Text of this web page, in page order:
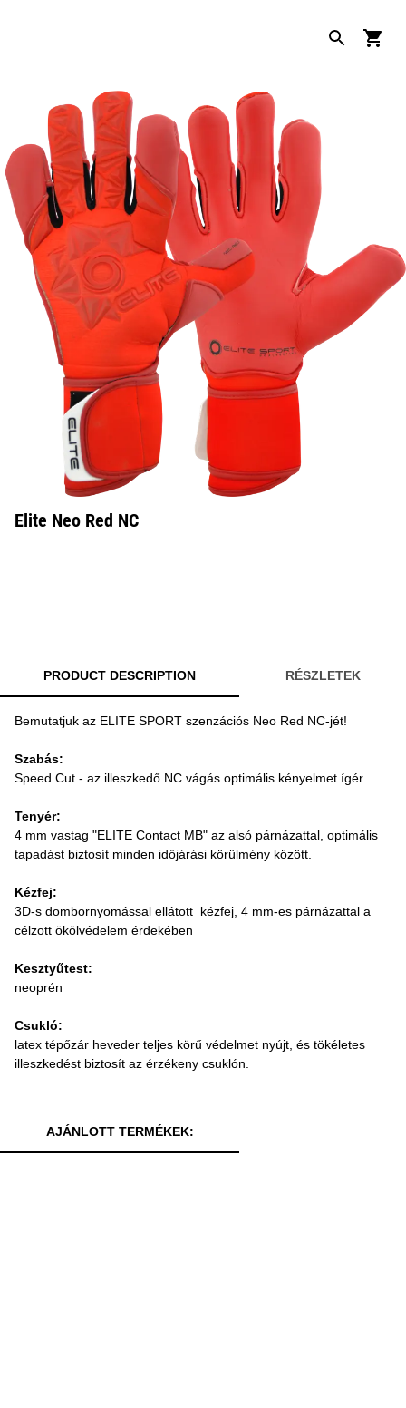
Elite Neo Red NC
PRODUCT DESCRIPTION RÉSZLETEK
Bemutatjuk az ELITE SPORT szenzációs Neo Red NC-jét!
Szabás:
Speed ​​Cut - az illeszkedő NC vágás optimális kényelmet ígér.
Tenyér:
4 mm vastag "ELITE Contact MB" az alsó párnázattal, optimális
tapadást biztosít minden időjárási körülmény között.
Kézfej:
3D-s dombornyomással ellátott kézfej, 4 mm-es párnázattal a
célzott ökölvédelem érdekében
Kesztyűtest:
neoprén
Csukló:
latex tépőzár heveder teljes körű védelmet nyújt, és tökéletes
illeszkedést biztosít az érzékeny csuklón.
AJÁNLOTT TERMÉKEK: